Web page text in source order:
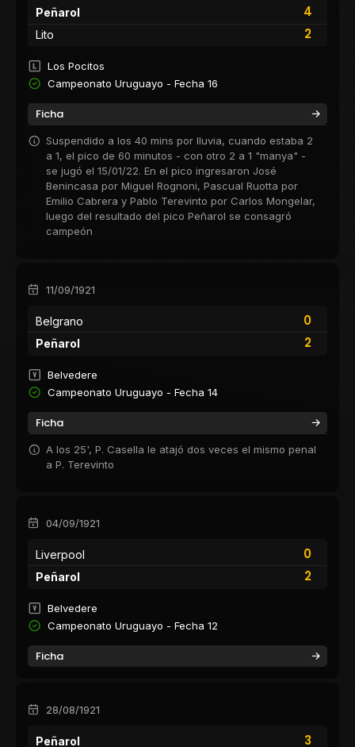
Peñarol
4
2
Lito
Los Pocitos
Campeonato Uruguayo - Fecha 16
Ficha
Suspendido a los 40 mins por lluvia, cuando estaba 2
a 1, el pico de 60 minutos - con otro 2 a 1 "manya" -
se jugó el 15/01/22. En el pico ingresaron José
Benincasa por Miguel Rognoni, Pascual Ruotta por
Emilio Cabrera y Pablo Terevinto por Carlos Mongelar,
luego del resultado del pico Peñarol se consagró
campeón
11/09/1921
Belgrano
0
2
Peñarol
Belvedere
Campeonato Uruguayo - Fecha 14
Ficha
A los 25', P. Casella le atajó dos veces el mismo penal
a P. Terevinto
04/09/1921
Liverpool
0
2
Peñarol
Belvedere
Campeonato Uruguayo - Fecha 12
Ficha
28/08/1921
Peñarol 3